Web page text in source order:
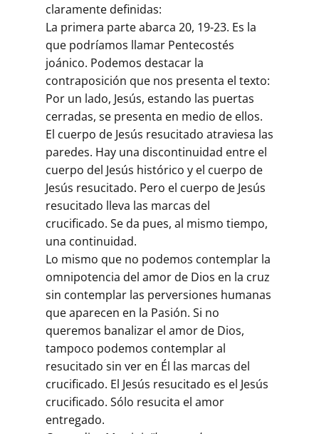
claramente definidas:
La primera parte abarca 20, 19-23. Es la
que podríamos llamar Pentecostés
joánico. Podemos destacar la
contraposición que nos presenta el texto:
Por un lado, Jesús, estando las puertas
cerradas, se presenta en medio de ellos.
El cuerpo de Jesús resucitado atraviesa las
paredes. Hay una discontinuidad entre el
cuerpo del Jesús histórico y el cuerpo de
Jesús resucitado. Pero el cuerpo de Jesús
resucitado lleva las marcas del
crucificado. Se da pues, al mismo tiempo,
una continuidad.
Lo mismo que no podemos contemplar la
omnipotencia del amor de Dios en la cruz
sin contemplar las perversiones humanas
que aparecen en la Pasión. Si no
queremos banalizar el amor de Dios,
tampoco podemos contemplar al
resucitado sin ver en Él las marcas del
crucificado. El Jesús resucitado es el Jesús
crucificado. Sólo resucita el amor
entregado.